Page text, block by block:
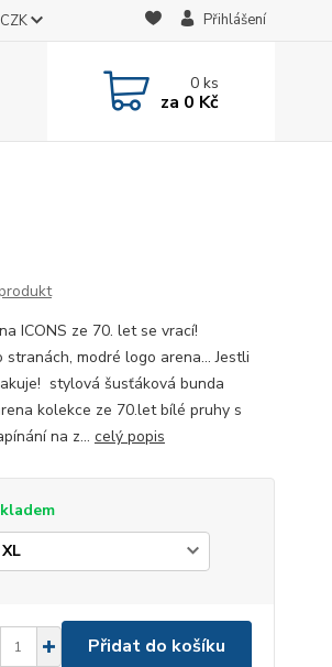
CZK Přihlášení
0ks
za 0 Kč
ICONS ze 70. let se vrací!
modré logo arena... Jestli
stylová šusťáková bunda
kolekce ze 70.let bílé pruhy s
na z... celý popis
Přidat do košíku